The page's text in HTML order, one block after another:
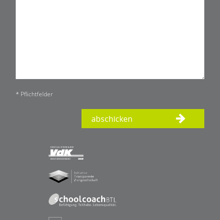
* Pflichtfelder
abschicken